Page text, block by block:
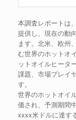
本調査レポートは
提供し、現在の動
ます。北米、欧州
む世界のホットオ
ットオイルヒータ
課題、市場プレイ
す。
世界のホットオイ
価され、予測期間
xxxx米ドルに達す